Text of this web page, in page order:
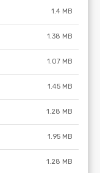
1.4 MB
1.38 MB
1.07 MB
1.45 MB
1.28 MB
1.95 MB
1.28 MB